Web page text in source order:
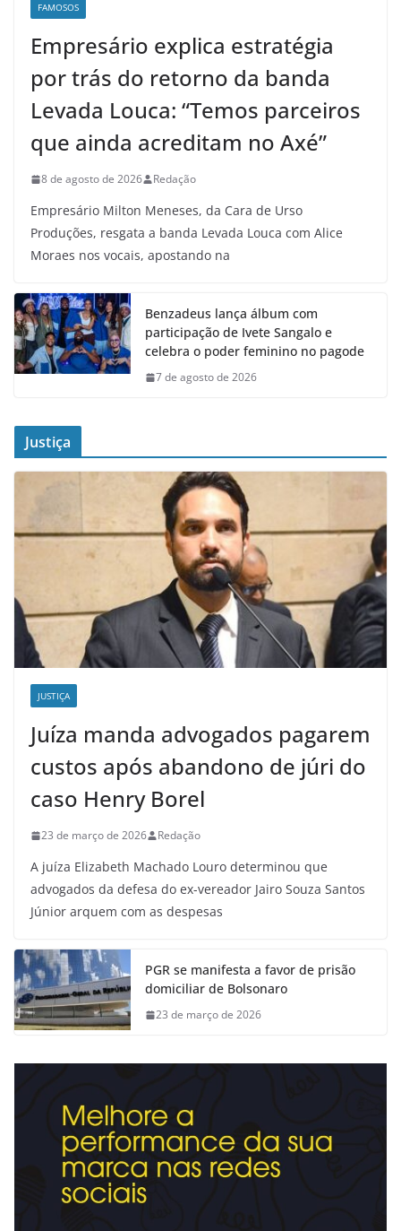
FAMOSOS
Empresário explica estratégia
por trás do retorno da banda
Levada Louca: “Temos parceiros
que ainda acreditam no Axé”
8 de agosto de 2026 Redação
Empresário Milton Meneses, da Cara de Urso
Produções, resgata a banda Levada Louca com Alice
Moraes nos vocais, apostando na
Benzadeus lança álbum com
participação de Ivete Sangalo e
celebra o poder feminino no pagode
7 de agosto de 2026
Justiça
JUSTIÇA
Juíza manda advogados pagarem
custos após abandono de júri do
caso Henry Borel
23 de março de 2026 Redação
A juíza Elizabeth Machado Louro determinou que
advogados da defesa do ex-vereador Jairo Souza Santos
Júnior arquem com as despesas
PGR se manifesta a favor de prisão
domiciliar de Bolsonaro
23 de março de 2026